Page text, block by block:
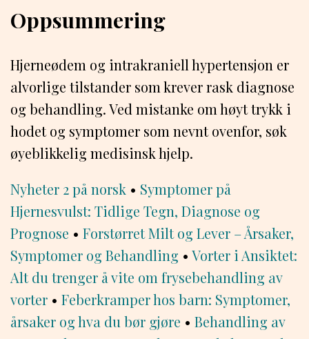
Oppsummering
Hjerneødem og intrakraniell hypertensjon er
alvorlige tilstander som krever rask diagnose
og behandling. Ved mistanke om høyt trykk i
hodet og symptomer som nevnt ovenfor, søk
øyeblikkelig medisinsk hjelp.
Nyheter 2 på norsk • Symptomer på
Hjernesvulst: Tidlige Tegn, Diagnose og
Prognose • Forstørret Milt og Lever – Årsaker,
Symptomer og Behandling • Vorter i Ansiktet:
Alt du trenger å vite om frysebehandling av
vorter • Feberkramper hos barn: Symptomer,
årsaker og hva du bør gjøre • Behandling av